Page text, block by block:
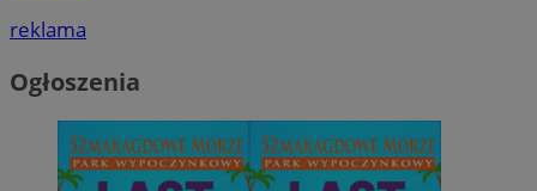
reklama
Ogłoszenia